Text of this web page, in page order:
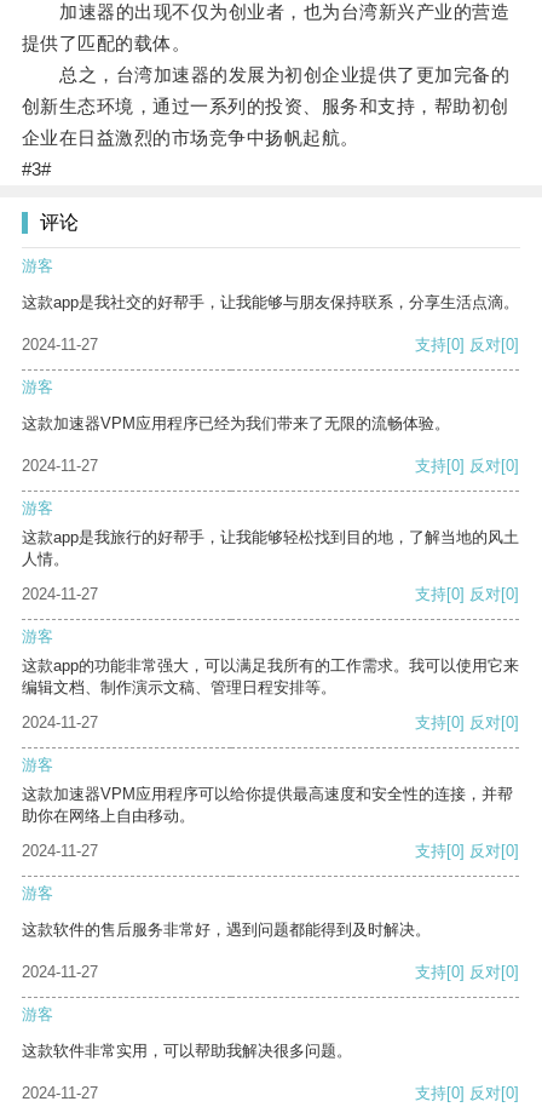
加速器的出现不仅为创业者，也为台湾新兴产业的营造
提供了匹配的载体。
总之，台湾加速器的发展为初创企业提供了更加完备的
创新生态环境，通过一系列的投资、服务和支持，帮助初创
企业在日益激烈的市场竞争中扬帆起航。
#3#
评论
游客
这款app是我社交的好帮手，让我能够与朋友保持联系，分享生活点滴。
2024-11-27 支持[0] 反对[0]
游客
这款加速器VPM应用程序已经为我们带来了无限的流畅体验。
2024-11-27 支持[0] 反对[0]
游客
这款app是我旅行的好帮手，让我能够轻松找到目的地，了解当地的风土
人情。
2024-11-27
支持[0] 反对[0]
游客
这款app的功能非常强大，可以满足我所有的工作需求。我可以使用它来
编辑文档、制作演示文稿、管理日程安排等。
2024-11-27
支持[0] 反对[0]
游客
这款加速器VPM应用程序可以给你提供最高速度和安全性的连接，并帮
助你在网络上自由移动。
2024-11-27
支持[0] 反对[0]
游客
这款软件的售后服务非常好，遇到问题都能得到及时解决。
2024-11-27 支持[0] 反对[0]
游客
这款软件非常实用，可以帮助我解决很多问题。
2024-11-27 支持[0] 反对[0]